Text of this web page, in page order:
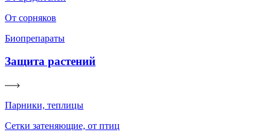
От сорняков
Биопрепараты
Защита растений
Парники, теплицы
Сетки затеняющие, от птиц